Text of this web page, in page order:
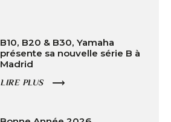
B10, B20 & B30, Yamaha
présente sa nouvelle série B à
Madrid
LIRE PLUS